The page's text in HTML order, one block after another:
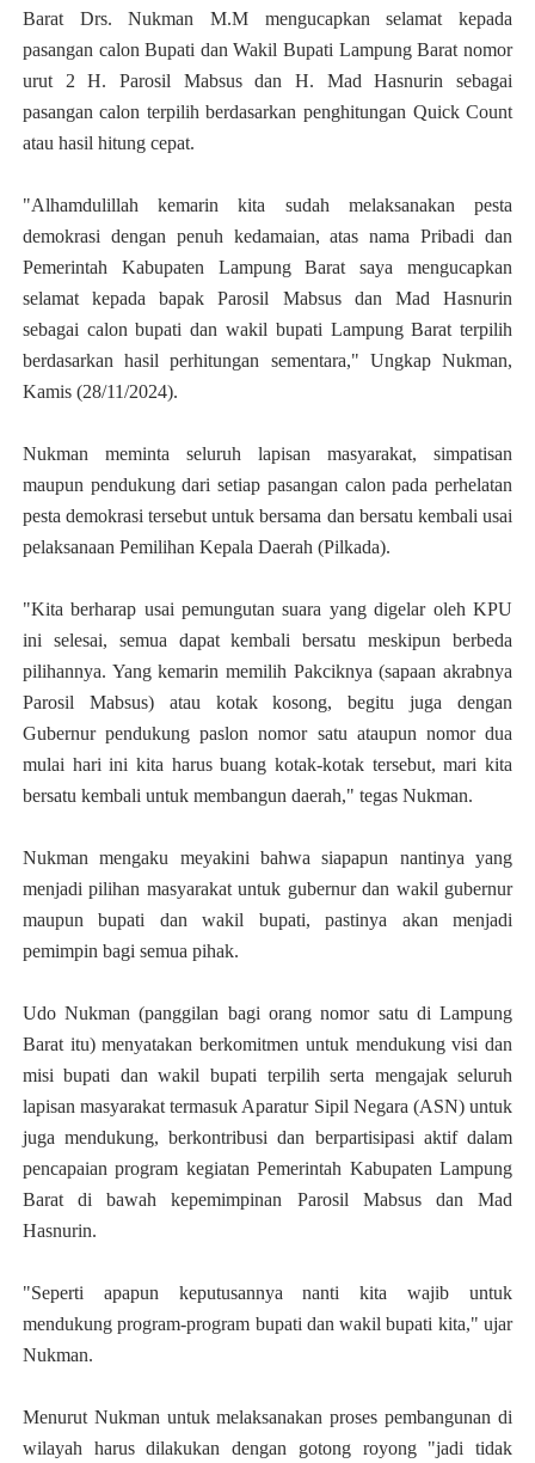
Barat Drs. Nukman M.M mengucapkan selamat kepada
pasangan calon Bupati dan Wakil Bupati Lampung Barat nomor
urut 2 H. Parosil Mabsus dan H. Mad Hasnurin sebagai
pasangan calon terpilih berdasarkan penghitungan Quick Count
atau hasil hitung cepat.
"Alhamdulillah kemarin kita sudah melaksanakan pesta
demokrasi dengan penuh kedamaian, atas nama Pribadi dan
Pemerintah Kabupaten Lampung Barat saya mengucapkan
selamat kepada bapak Parosil Mabsus dan Mad Hasnurin
sebagai calon bupati dan wakil bupati Lampung Barat terpilih
berdasarkan hasil perhitungan sementara," Ungkap Nukman,
Kamis (28/11/2024).
Nukman meminta seluruh lapisan masyarakat, simpatisan
maupun pendukung dari setiap pasangan calon pada perhelatan
pesta demokrasi tersebut untuk bersama dan bersatu kembali usai
pelaksanaan Pemilihan Kepala Daerah (Pilkada).
"Kita berharap usai pemungutan suara yang digelar oleh KPU
ini selesai, semua dapat kembali bersatu meskipun berbeda
pilihannya. Yang kemarin memilih Pakciknya (sapaan akrabnya
Parosil Mabsus) atau kotak kosong, begitu juga dengan
Gubernur pendukung paslon nomor satu ataupun nomor dua
mulai hari ini kita harus buang kotak-kotak tersebut, mari kita
bersatu kembali untuk membangun daerah," tegas Nukman.
Nukman mengaku meyakini bahwa siapapun nantinya yang
menjadi pilihan masyarakat untuk gubernur dan wakil gubernur
maupun bupati dan wakil bupati, pastinya akan menjadi
pemimpin bagi semua pihak.
Udo Nukman (panggilan bagi orang nomor satu di Lampung
Barat itu) menyatakan berkomitmen untuk mendukung visi dan
misi bupati dan wakil bupati terpilih serta mengajak seluruh
lapisan masyarakat termasuk Aparatur Sipil Negara (ASN) untuk
juga mendukung, berkontribusi dan berpartisipasi aktif dalam
pencapaian program kegiatan Pemerintah Kabupaten Lampung
Barat di bawah kepemimpinan Parosil Mabsus dan Mad
Hasnurin.
"Seperti apapun keputusannya nanti kita wajib untuk
mendukung program-program bupati dan wakil bupati kita," ujar
Nukman.
Menurut Nukman untuk melaksanakan proses pembangunan di
wilayah harus dilakukan dengan gotong royong "jadi tidak